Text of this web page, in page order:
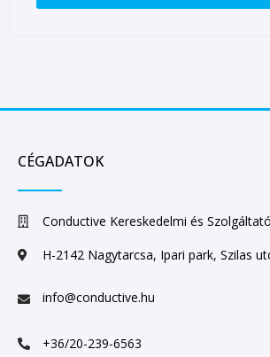
CÉGADATOK
Conductive Kereskedelmi és
H-2142 Nagytarcsa, Ipari park, Szilas
info@conductive.hu
+36/20-239-6563